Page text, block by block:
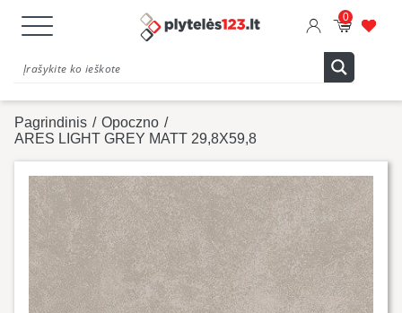
0
Pagrindinis / Opoczno /
ARES LIGHT GREY MATT 29,8X59,8